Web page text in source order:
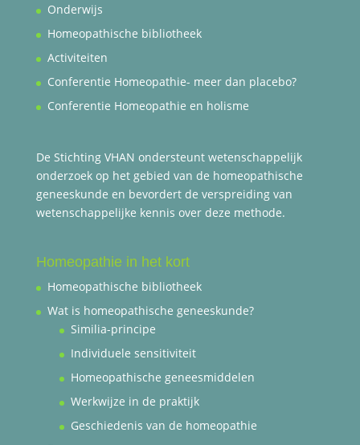
Onderwijs
Homeopathische bibliotheek
Activiteiten
Conferentie Homeopathie- meer dan placebo?
Conferentie Homeopathie en holisme
De Stichting VHAN ondersteunt wetenschappelijk
onderzoek op het gebied van de homeopathische
geneeskunde en bevordert de verspreiding van
wetenschappelijke kennis over deze methode.
Homeopathie in het kort
Homeopathische bibliotheek
Wat is homeopathische geneeskunde?
Similia-principe
Individuele sensitiviteit
Homeopathische geneesmiddelen
Werkwijze in de praktijk
Geschiedenis van de homeopathie